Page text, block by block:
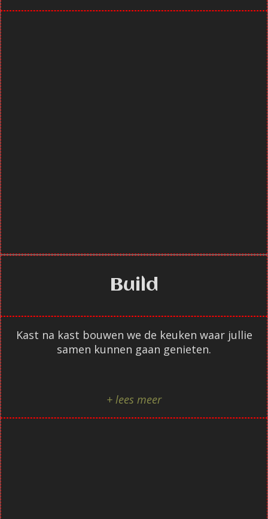
Build
Kast na kast bouwen we de keuken waar jullie
samen kunnen gaan genieten.
+ lees meer